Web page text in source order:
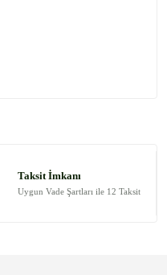
Taksit İmkanı
Uygun Vade Şartları ile 12 Taksit